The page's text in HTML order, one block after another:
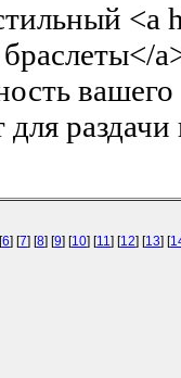
<a
вашего
6] [7] [8] [9] [10] [11] [12] [13] [